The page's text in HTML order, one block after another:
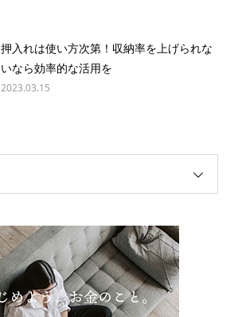
押入れは使い方次第！収納率を上げられな
いなら効率的な活用を
2023.03.15